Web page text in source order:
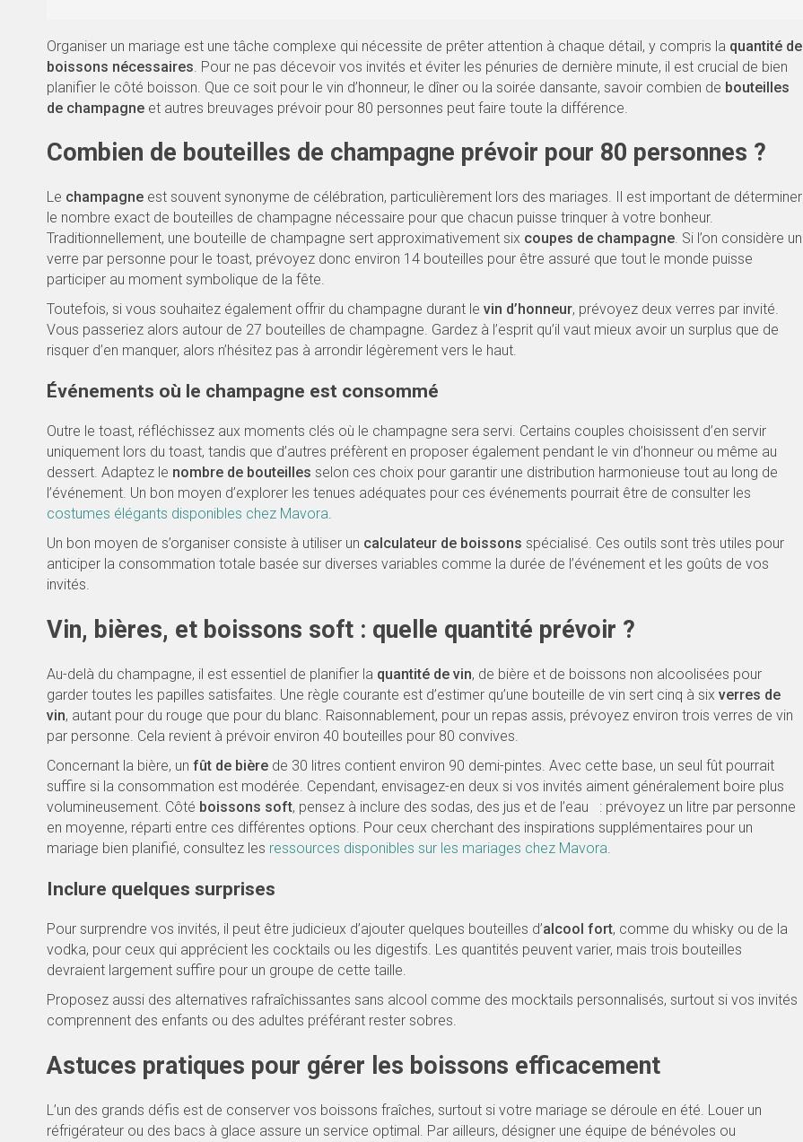
Organiser un mariage est une tâche complexe qui nécessite de prêter attention à chaque détail, y compris la quantité de
boissons nécessaires . Pour ne pas décevoir vos invités et éviter les pénuries de dernière minute, il est crucial de bien
planifier le côté boisson. Que ce soit pour le vin d’honneur, le dîner ou la soirée dansante, savoir combien de bouteilles
de champagne et autres breuvages prévoir pour 80 personnes peut faire toute la différence.
Combien de bouteilles de champagne prévoir pour 80 personnes ?
Le champagne est souvent synonyme de célébration, particulièrement lors des mariages. Il est important de déterminer
le nombre exact de bouteilles de champagne nécessaire pour que chacun puisse trinquer à votre bonheur.
Traditionnellement, une bouteille de champagne sert approximativement six coupes de champagne. Si l’on considère un
verre par personne pour le toast, prévoyez donc environ 14 bouteilles pour être assuré que tout le monde puisse
participer au moment symbolique de la fête.
Toutefois, si vous souhaitez également offrir du champagne durant le vin d’honneur, prévoyez deux verres par invité.
Vous passeriez alors autour de 27 bouteilles de champagne. Gardez à l’esprit qu’il vaut mieux avoir un surplus que de
risquer d’en manquer, alors n’hésitez pas à arrondir légèrement vers le haut.
Événements où le champagne est consommé
Outre le toast, réfléchissez aux moments clés où le champagne sera servi. Certains couples choisissent d’en servir
uniquement lors du toast, tandis que d’autres préfèrent en proposer également pendant le vin d’honneur ou même au
dessert. Adaptez le nombre de bouteilles selon ces choix pour garantir une distribution harmonieuse tout au long de
l’événement. Un bon moyen d’explorer les tenues adéquates pour ces événements pourrait être de consulter les
costumes élégants disponibles chez Mavora.
Un bon moyen de s’organiser consiste à utiliser un calculateur de boissons spécialisé. Ces outils sont très utiles pour
anticiper la consommation totale basée sur diverses variables comme la durée de l’événement et les goûts de vos
invités.
Vin, bières, et boissons soft : quelle quantité prévoir ?
Au-delà du champagne, il est essentiel de planifier la quantité de vin, de bière et de boissons non alcoolisées pour
garder toutes les papilles satisfaites. Une règle courante est d’estimer qu’une bouteille de vin sert cinq à six verres de
vin, autant pour du rouge que pour du blanc. Raisonnablement, pour un repas assis, prévoyez environ trois verres de vin
par personne. Cela revient à prévoir environ 40 bouteilles pour 80 convives.
Concernant la bière, un fût de bière de 30 litres contient environ 90 demi-pintes. Avec cette base, un seul fût pourrait
suffire si la consommation est modérée. Cependant, envisagez-en deux si vos invités aiment généralement boire plus
volumineusement. Côté boissons soft, pensez à inclure des sodas, des jus et de l’eau : prévoyez un litre par personne
en moyenne, réparti entre ces différentes options. Pour ceux cherchant des inspirations supplémentaires pour un
mariage bien planifié, consultez les ressources disponibles sur les mariages chez Mavora.
Inclure quelques surprises
Pour surprendre vos invités, il peut être judicieux d’ajouter quelques bouteilles d’alcool fort, comme du whisky ou de la
vodka, pour ceux qui apprécient les cocktails ou les digestifs. Les quantités peuvent varier, mais trois bouteilles
devraient largement suffire pour un groupe de cette taille.
Proposez aussi des alternatives rafraîchissantes sans alcool comme des mocktails personnalisés, surtout si vos invités
comprennent des enfants ou des adultes préférant rester sobres.
Astuces pratiques pour gérer les boissons efficacement
L’un des grands défis est de conserver vos boissons fraîches, surtout si votre mariage se déroule en été. Louer un
réfrigérateur ou des bacs à glace assure un service optimal. Par ailleurs, désigner une équipe de bénévoles ou